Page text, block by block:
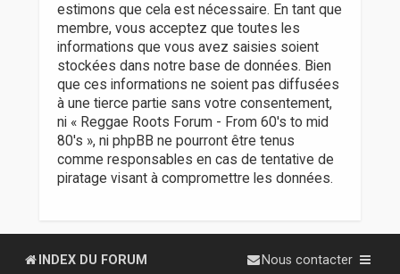
estimons que cela est nécessaire. En tant que
membre, vous acceptez que toutes les
informations que vous avez saisies soient
stockées dans notre base de données. Bien
que ces informations ne soient pas diffusées
à une tierce partie sans votre consentement,
ni « Reggae Roots Forum - From 60's to mid
80's », ni phpBB ne pourront être tenus
comme responsables en cas de tentative de
piratage visant à compromettre les données.
INDEX DU FORUM Nous contacter